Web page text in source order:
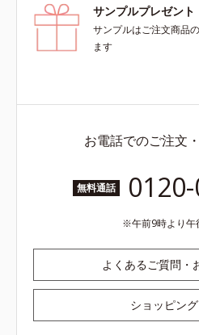
サンプルプレゼント
サンプルはご注文商品
ます
お電話でのご注文
無料通話
午前9時より午
よくあるご質問・
ショッピン